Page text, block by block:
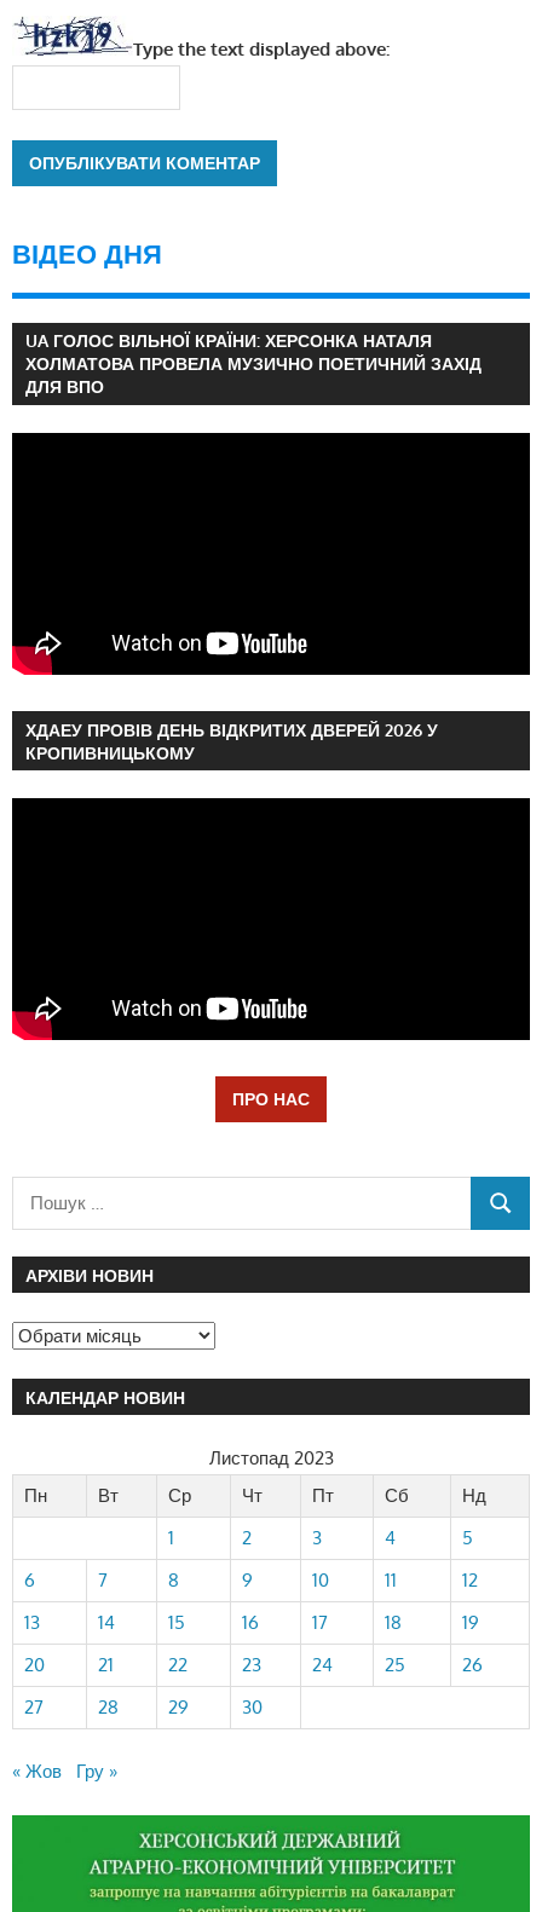
Type the text displayed above:
ВІДЕО ДНЯ
UA ГОЛОС ВІЛЬНОЇ КРАЇНИ: ХЕРСОНКА НАТАЛЯ
ХОЛМАТОВА ПРОВЕЛА МУЗИЧНО ПОЕТИЧНИЙ ЗАХІД
ДЛЯ ВПО
ХДАЕУ ПРОВІВ ДЕНЬ ВІДКРИТИХ ДВЕРЕЙ 2026 У
КРОПИВНИЦЬКОМУ
ПРО НАС
АРХІВИ НОВИН
КАЛЕНДАР НОВИН
Листопад 2023
Пн
Вт Ср Чт Пт Сб
Нд
1
2 3 4
5
6
7 8 9 10 11
12
13
14 15 16 17 18
19
20
21 22 23 24 25
26
27
28 29 30
« Жов Гру »